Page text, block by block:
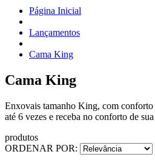
Página Inicial
Lançamentos
Cama King
Cama King
Enxovais tamanho King, com conforto
até 6 vezes e receba no conforto de sua
produtos
ORDENAR POR: